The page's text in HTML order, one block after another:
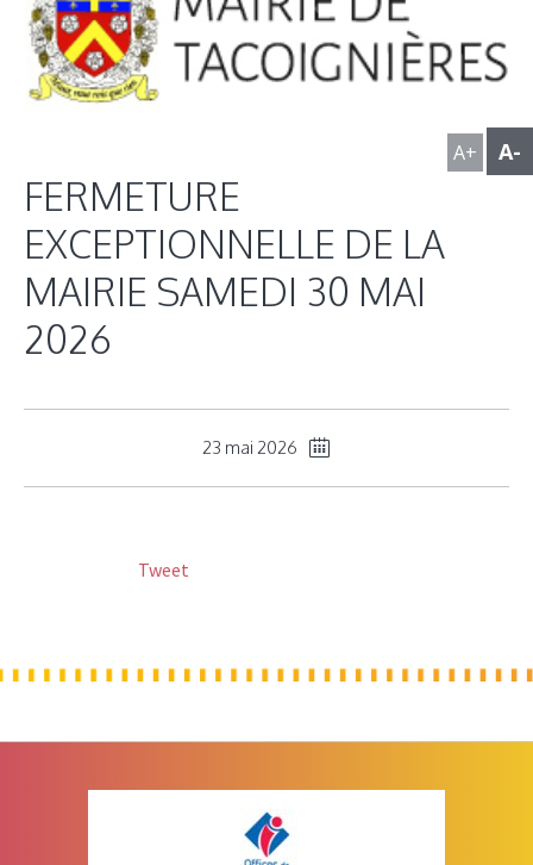
A+ A-
FERMETURE
EXCEPTIONNELLE DE LA
MAIRIE SAMEDI 30 MAI
2026
23 mai 2026
Tweet